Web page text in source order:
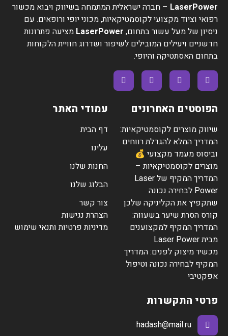
LaserPower – חברה ישראלית המתמחה בשיווק ויבוא מכשור
רפואי וציוד מקצועי לקוסמטיקאיות, מכוני יופי ורופאים. עם
ניסיון של מעל עשור בתחום, LaserPower מציעה פתרונות
חדשניים ויעילים המובילים לשיפור ושדרוג חוויית הלקוחות
בתחום האסתטיקה והיופי.
הפוסטים האחרונים
שיווק מוצרים לקוסמטיקאיות:
המדריך המלא להגדלת רווחים
וביסוס מעמד מקצועי 💰
מוצרים לקוסמטיקאיות –
המדריך המקיף של Laser
Power לבחירה נכונה
שתקפיץ את הקליניקה שלכן
קורס הסרת שיער בשעווה:
המדריך המקיף למקצוענים
מבית Laser Power
מכשיר מיצוק לפנים: המדריך
המקיף לבחירה נכונה וטיפול
אפקטיבי
עמודי האתר
דף הבית
עלינו
החנות שלנו
הבלוג שלנו
צור קשר
הצהרת נגישות
מדיניות פרטיות ותנאי שימוש
פרטי התקשרות
hadash@mail.ru